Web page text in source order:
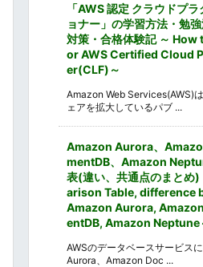
「AWS 認定 クラウドプ
ョナー」の学習方法・勉
対策・合格体験記 ～
or AWS Certified Cloud
er(CLF)～
Amazon Web Services(AWS)
ェアを拡大しているパブ ...
Amazon Aurora、
mentDB、Amazon
表(違い、共通点のまとめ
arison Table, difference
Amazon Aurora,
entDB, Amazon Neptune
AWSのデータベースサービス
Aurora、Amazon Doc ...